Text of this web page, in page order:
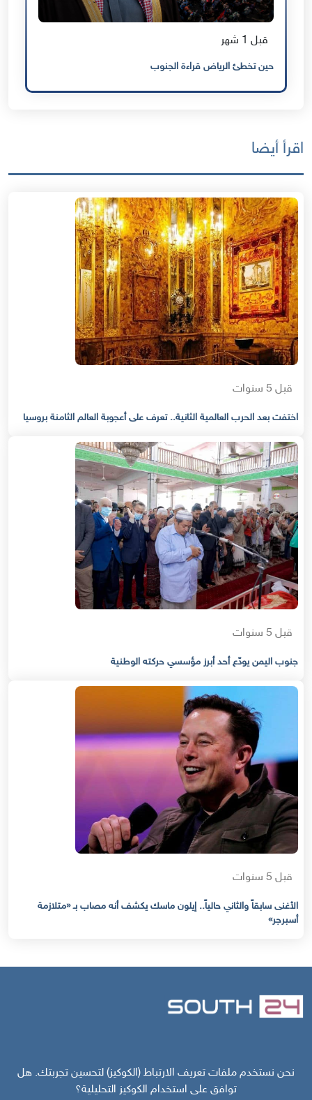
قبل 1 شهر
حين تخطئ الرياض قراءة الجنوب
اقرأ أيضا
قبل 5 سنوات
اختفت بعد الحرب العالمية الثانية.. تعرف على أعجوبة العالم الثامنة بروسيا
قبل 5 سنوات
جنوب اليمن يودّع أحد أبرز مؤسسي حركته الوطنية
قبل 5 سنوات
الأغنى سابقاً والثاني حالياً.. إيلون ماسك يكشف أنه مصاب بـ «متلازمة
أسبرجر»
نحن نستخدم ملفات تعريف الارتباط (الكوكيز) لتحسين تجربتك. هل
توافق على استخدام الكوكيز التحليلية؟